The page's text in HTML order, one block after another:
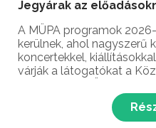
Jegyárak az
A MÜPA programok
kerülnek, ahol nagyszerű
koncertekkel,
várják a látogatókat a